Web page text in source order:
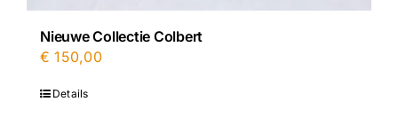
Nieuwe Collectie Colbert
€ 150,00
Details